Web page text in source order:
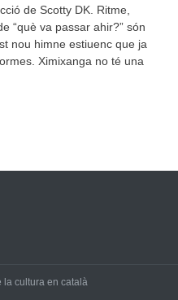
de Scotty DK. Ritme,
“què va passar ahir?” són
nou himne estiuenc que ja
Ximixanga no té una
la cultura en català